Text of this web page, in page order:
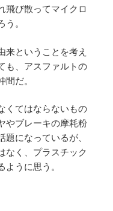
飛び散ってマイクロ
。
来ということを考え
も、アスファルトの
だ。
くてはならないもの
やブレーキの摩耗粉
題になっているが、
なく、プラスチック
うに思う。